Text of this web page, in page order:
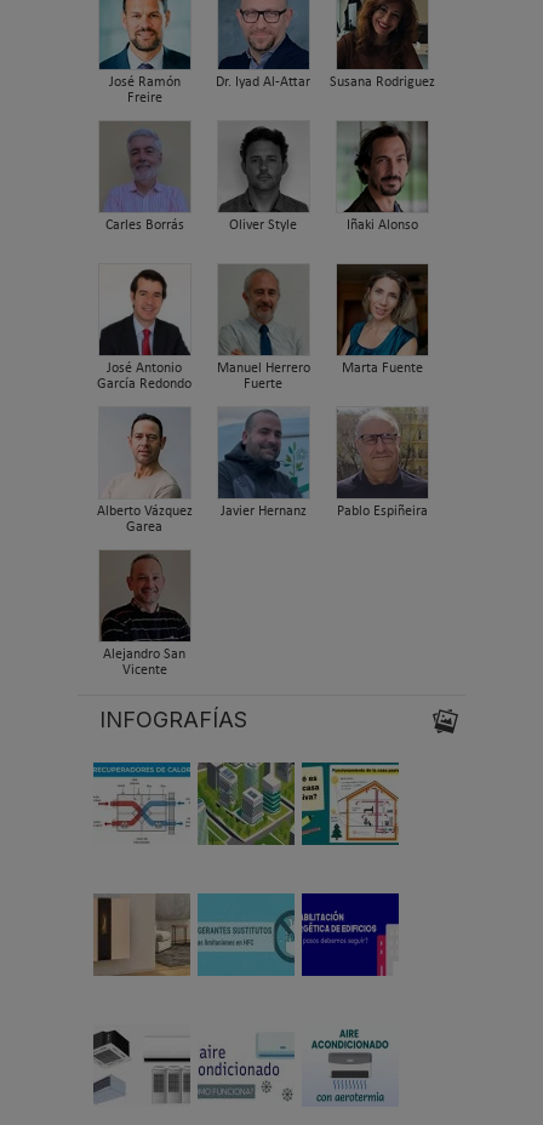
José Ramón
Freire
Dr. Iyad Al-Attar Susana Rodriguez
Carles Borrás Oliver Style Iñaki Alonso
José Antonio
García Redondo
Manuel Herrero
Fuerte
Marta Fuente
Alberto Vázquez
Garea
Javier Hernanz Pablo Espiñeira
Alejandro San
Vicente
INFOGRAFÍAS